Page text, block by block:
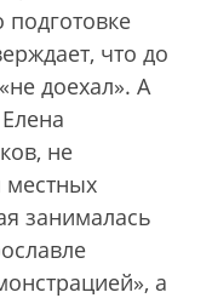
подготовке
что до
доехал». А
не
местных
занималась
а